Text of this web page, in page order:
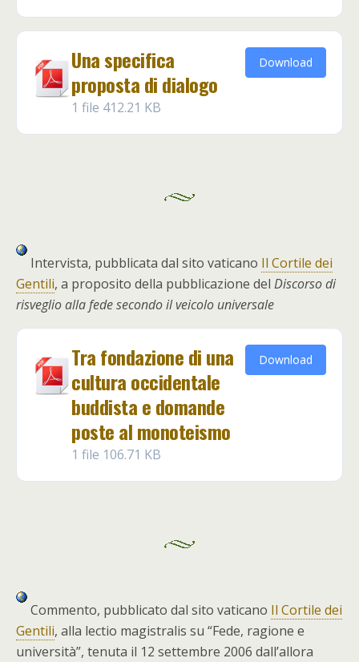
Una specifica
proposta di dialogo
1 file 412.21 KB
Download
Intervista, pubblicata dal sito vaticano Il Cortile dei
Gentili, a proposito della pubblicazione del Discorso di
risveglio alla fede secondo il veicolo universale
Tra fondazione di una
cultura occidentale
buddista e domande
poste al monoteismo
1 file 106.71 KB
Download
Commento, pubblicato dal sito vaticano Il Cortile dei
Gentili, alla lectio magistralis su “Fede, ragione e
università”, tenuta il 12 settembre 2006 dall’allora